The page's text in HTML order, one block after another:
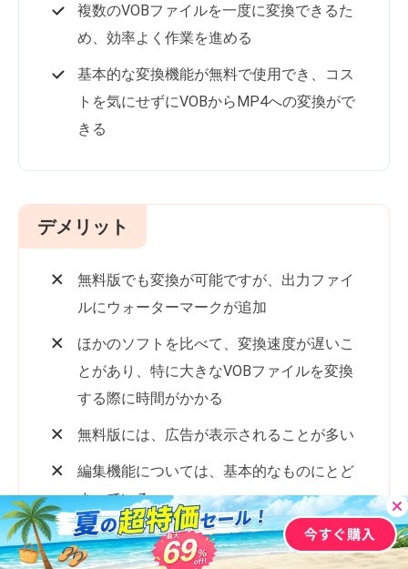
複数のVOBファイルを一度に変換できるた
め、効率よく作業を進める
基本的な変換機能が無料で使用でき、コス
トを気にせずにVOBからMP4への変換がで
きる
デメリット
無料版でも変換が可能ですが、出力ファイ
ルにウォーターマークが追加
ほかのソフトを比べて、変換速度が遅いこ
とがあり、特に大きなVOBファイルを変換
する際に時間がかかる
無料版には、広告が表示されることが多い
編集機能については、基本的なものにとど
まっている